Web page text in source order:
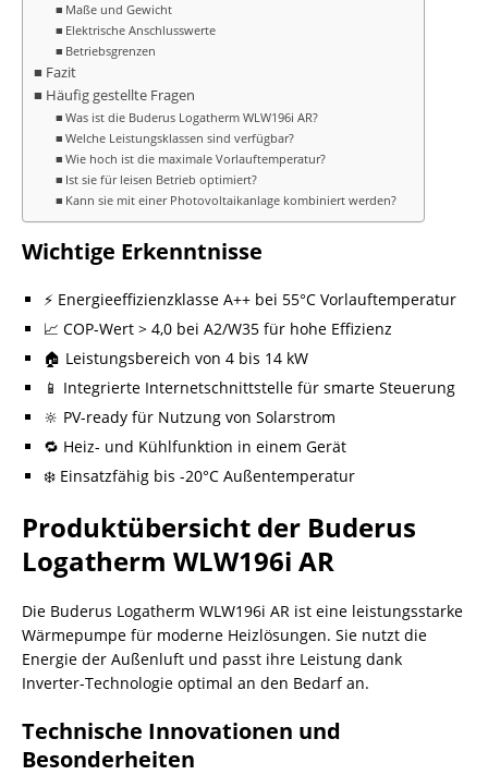
Maße und Gewicht
Elektrische Anschlusswerte
Betriebsgrenzen
Fazit
Häufig gestellte Fragen
Was ist die Buderus Logatherm WLW196i AR?
Welche Leistungsklassen sind verfügbar?
Wie hoch ist die maximale Vorlauftemperatur?
Ist sie für leisen Betrieb optimiert?
Kann sie mit einer Photovoltaikanlage kombiniert werden?
Wichtige Erkenntnisse
⚡ Energieeffizienzklasse A++ bei 55°C Vorlauftemperatur
📈 COP-Wert > 4,0 bei A2/W35 für hohe Effizienz
🏠 Leistungsbereich von 4 bis 14 kW
📱 Integrierte Internetschnittstelle für smarte Steuerung
🔆 PV-ready für Nutzung von Solarstrom
🔁 Heiz- und Kühlfunktion in einem Gerät
❄️ Einsatzfähig bis -20°C Außentemperatur
Produktübersicht der Buderus
Logatherm WLW196i AR
Die Buderus Logatherm WLW196i AR ist eine leistungsstarke
Wärmepumpe für moderne Heizlösungen. Sie nutzt die
Energie der Außenluft und passt ihre Leistung dank
Inverter-Technologie optimal an den Bedarf an.
Technische Innovationen und
Besonderheiten